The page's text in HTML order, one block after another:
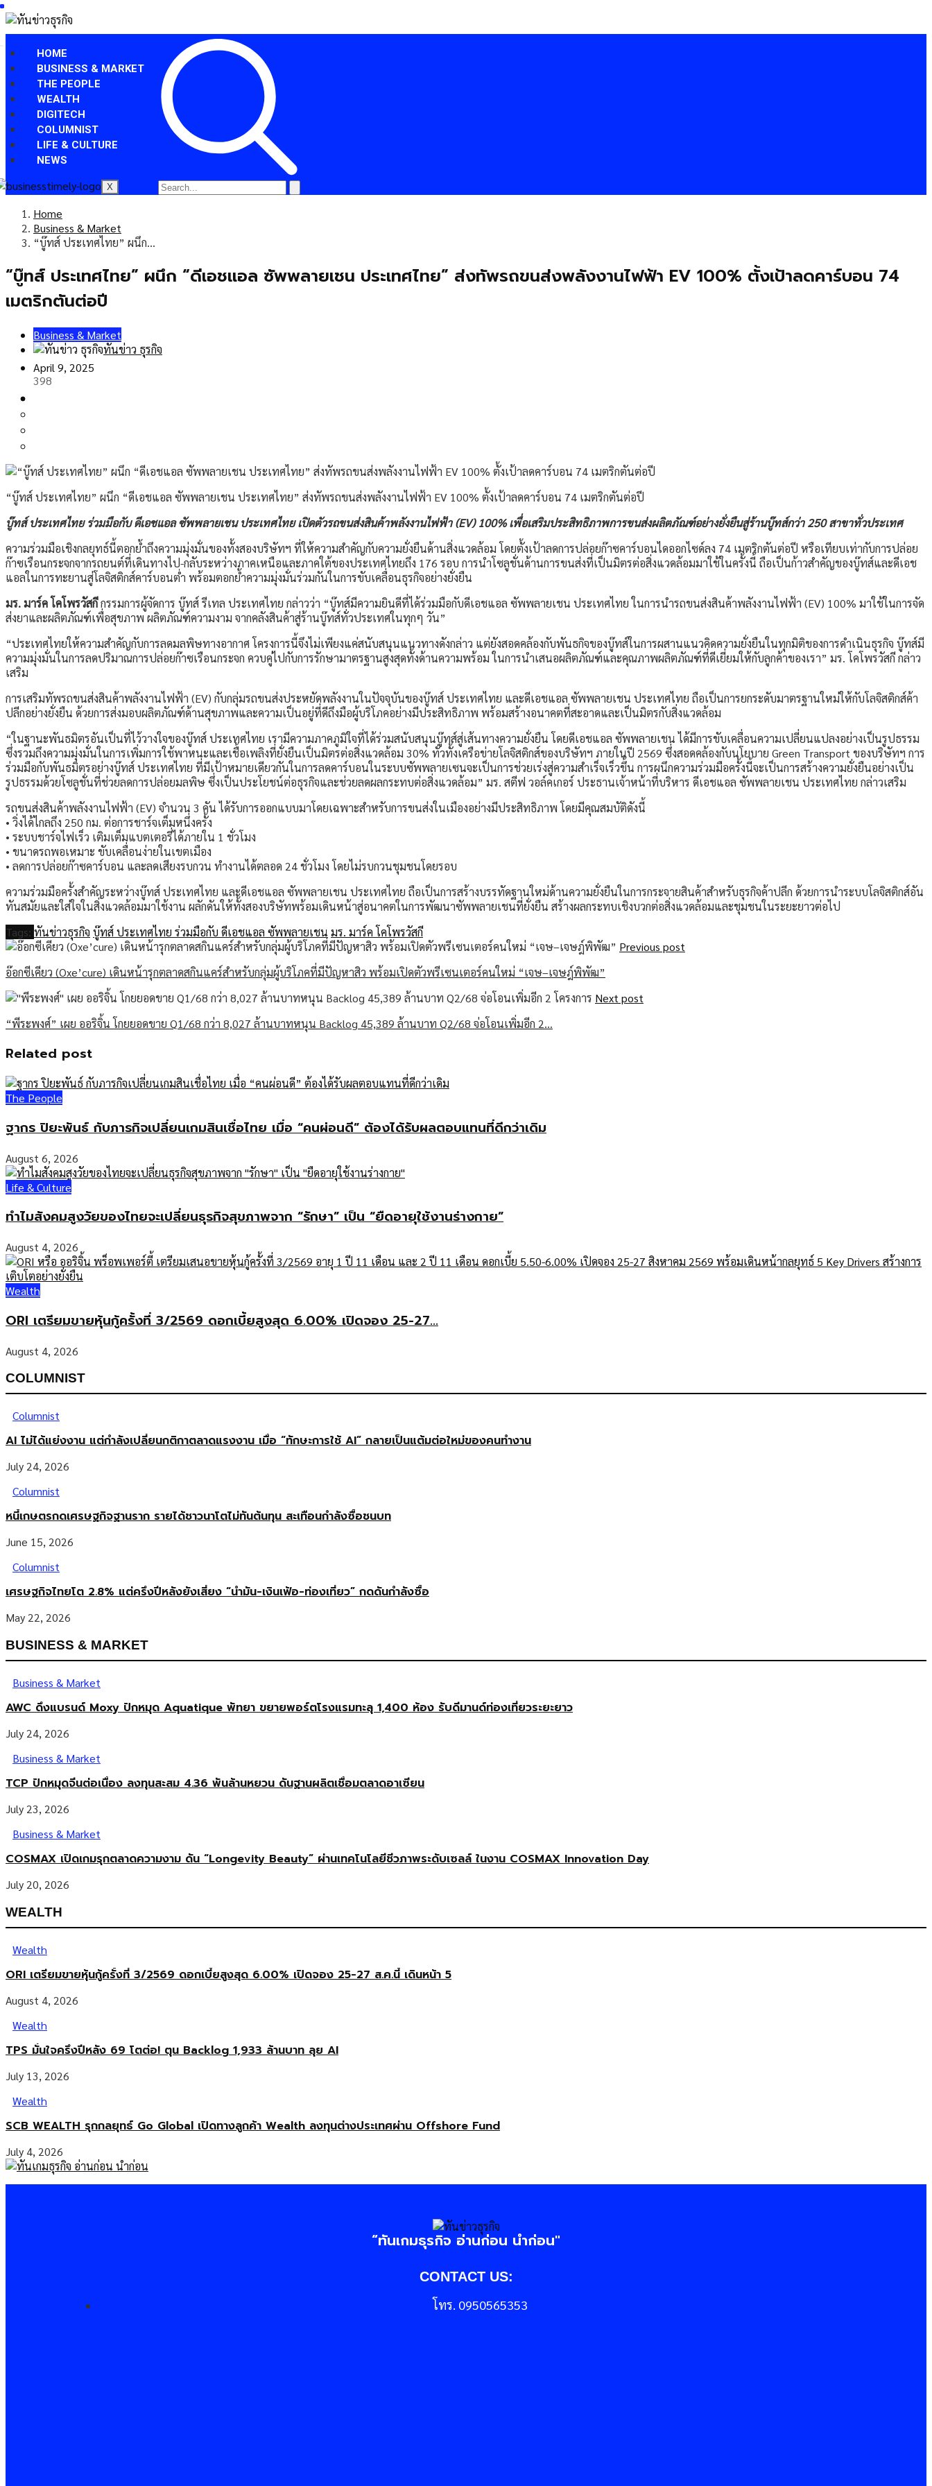
HOME
BUSINESS & MARKET
THE PEOPLE
WEALTH
DIGITECH
COLUMNIST
LIFE & CULTURE
NEWS
X
Home
Business & Market
“บู๊ทส์ ประเทศไทย” ผนึก…
“บู๊ทส์ ประเทศไทย” ผนึก “ดีเอชแอล ซัพพลายเชน ประเทศไทย” ส่งทัพรถขนส่งพลังงานไฟฟ้า EV 100% ตั้งเป้าลดคาร์บอน 74
เมตริกตันต่อปี
Business & Market
ทันข่าว ธุรกิจ
April 9, 2025
398
“บู๊ทส์ ประเทศไทย” ผนึก “ดีเอชแอล ซัพพลายเชน ประเทศไทย” ส่งทัพรถขนส่งพลังงานไฟฟ้า EV 100% ตั้งเป้าลดคาร์บอน 74 เมตริกตันต่อปี
บู๊ทส์ ประเทศไทย ร่วมมือกับ ดีเอชแอล ซัพพลายเชน ประเทศไทย เปิดตัวรถขนส่งสินค้าพลังงานไฟฟ้า (EV) 100% เพื่อเสริมประสิทธิภาพการขนส่งผลิตภัณฑ์อย่างยั่งยืนสู่ร้านบู๊ทส์กว่า 250 สาขาทั่วประเทศ
ความร่วมมือเชิงกลยุทธ์นี้ตอกย้ำถึงความมุ่งมั่นของทั้งสองบริษัทฯ ที่ให้ความสำคัญกับความยั่งยืนด้านสิ่งแวดล้อม โดยตั้งเป้าลดการปล่อยก๊าซคาร์บอนไดออกไซด์ลง 74 เมตริกตันต่อปี หรือเทียบเท่ากับการปล่อย
ก๊าซเรือนกระจกจากรถยนต์ที่เดินทางไป-กลับระหว่างภาคเหนือและภาคใต้ของประเทศไทยถึง 176 รอบ การนำโซลูชั่นด้านการขนส่งที่เป็นมิตรต่อสิ่งแวดล้อมมาใช้ในครั้งนี้ ถือเป็นก้าวสำคัญของบู๊ทส์และดีเอช
แอลในการทะยานสู่โลจิสติกส์คาร์บอนต่ำ พร้อมตอกย้ำความมุ่งมั่นร่วมกันในการขับเคลื่อนธุรกิจอย่างยั่งยืน
มร. มาร์ค โคโพรวัสกีกรรมการผู้จัดการ บู๊ทส์ รีเทล ประเทศไทย กล่าวว่า “บู๊ทส์มีความยินดีที่ได้ร่วมมือกับดีเอชแอล ซัพพลายเชน ประเทศไทย ในการนำรถขนส่งสินค้าพลังงานไฟฟ้า (EV) 100% มาใช้ในการจัด
ส่งยาและผลิตภัณฑ์เพื่อสุขภาพ ผลิตภัณฑ์ความงาม จากคลังสินค้าสู่ร้านบู๊ทส์ทั่วประเทศในทุกๆ วัน”
“ประเทศไทยให้ความสำคัญกับการลดมลพิษทางอากาศ โครงการนี้จึงไม่เพียงแค่สนับสนุนแนวทางดังกล่าว แต่ยังสอดคล้องกับพันธกิจของบู๊ทส์ในการผสานแนวคิดความยั่งยืนในทุกมิติของการดำเนินธุรกิจ บู๊ทส์มี
ความมุ่งมั่นในการลดปริมาณการปล่อยก๊าซเรือนกระจก ควบคู่ไปกับการรักษามาตรฐานสูงสุดทั้งด้านความพร้อม ในการนำเสนอผลิตภัณฑ์และคุณภาพผลิตภัณฑ์ที่ดีเยี่ยมให้กับลูกค้าของเรา” มร. โคโพรวัสกี กล่าว
เสริม
การเสริมทัพรถขนส่งสินค้าพลังงานไฟฟ้า (EV) กับกลุ่มรถขนส่งประหยัดพลังงานในปัจจุบันของบู๊ทส์ ประเทศไทย และดีเอชแอล ซัพพลายเชน ประเทศไทย ถือเป็นการยกระดับมาตรฐานใหม่ให้กับโลจิสติกส์ค้า
ปลีกอย่างยั่งยืน ด้วยการส่งมอบผลิตภัณฑ์ด้านสุขภาพและความเป็นอยู่ที่ดีถึงมือผู้บริโภคอย่างมีประสิทธิภาพ พร้อมสร้างอนาคตที่สะอาดและเป็นมิตรกับสิ่งแวดล้อม
“ในฐานะพันธมิตรอันเป็นที่ไว้วางใจของบู๊ทส์ ประเทศไทย เรามีความภาคภูมิใจที่ได้ร่วมสนับสนุนบู๊ทส์สู่เส้นทางความยั่งยืน โดยดีเอชแอล ซัพพลายเชน ได้มีการขับเคลื่อนความเปลี่ยนแปลงอย่างเป็นรูปธรรม
ซึ่งรวมถึงความมุ่งมั่นในการเพิ่มการใช้พาหนะและเชื้อเพลิงที่ยั่งยืนเป็นมิตรต่อสิ่งแวดล้อม 30% ทั่วทั้งเครือข่ายโลจิสติกส์ของบริษัทฯ ภายในปี 2569 ซึ่งสอดคล้องกับนโยบาย Green Transport ของบริษัทฯ การ
ร่วมมือกับพันธมิตรอย่างบู๊ทส์ ประเทศไทย ที่มีเป้าหมายเดียวกันในการลดคาร์บอนในระบบซัพพลายเซนจะเป็นการช่วยเร่งสู่ความสำเร็จเร็วขึ้น การผนึกความร่วมมือครั้งนี้จะเป็นการสร้างความยั่งยืนอย่างเป็น
รูปธรรมด้วยโซลูชั่นที่ช่วยลดการปล่อยมลพิษ ซึ่งเป็นประโยชน์ต่อธุรกิจและช่วยลดผลกระทบต่อสิ่งแวดล้อม” มร. สตีฟ วอล์คเกอร์ ประธานเจ้าหน้าที่บริหาร ดีเอชแอล ซัพพลายเชน ประเทศไทย กล่าวเสริม
รถขนส่งสินค้าพลังงานไฟฟ้า (EV) จำนวน 3 คัน ได้รับการออกแบบมาโดยเฉพาะสำหรับการขนส่งในเมืองอย่างมีประสิทธิภาพ โดยมีคุณสมบัติดังนี้
• วิ่งได้ไกลถึง 250 กม. ต่อการชาร์จเต็มหนึ่งครั้ง
• ระบบชาร์จไฟเร็ว เติมเต็มแบตเตอรี่ได้ภายใน 1 ชั่วโมง
• ขนาดรถพอเหมาะ ขับเคลื่อนง่ายในเขตเมือง
• ลดการปล่อยก๊าซคาร์บอน และลดเสียงรบกวน ทำงานได้ตลอด 24 ชั่วโมง โดยไม่รบกวนชุมชนโดยรอบ
ความร่วมมือครั้งสำคัญระหว่างบู๊ทส์ ประเทศไทย และดีเอชแอล ซัพพลายเชน ประเทศไทย ถือเป็นการสร้างบรรทัดฐานใหม่ด้านความยั่งยืนในการกระจายสินค้าสำหรับธุรกิจค้าปลีก ด้วยการนำระบบโลจิสติกส์อัน
ทันสมัยและใส่ใจในสิ่งแวดล้อมมาใช้งาน ผลักดันให้ทั้งสองบริษัทพร้อมเดินหน้าสู่อนาคตในการพัฒนาซัพพลายเชนที่ยั่งยืน สร้างผลกระทบเชิงบวกต่อสิ่งแวดล้อมและชุมชนในระยะยาวต่อไป
Tags: ทันข่าวธุรกิจ บู๊ทส์ ประเทศไทย ร่วมมือกับ ดีเอชแอล ซัพพลายเชน มร. มาร์ค โคโพรวัสกี
Previous post
อ๊อกซีเคียว (Oxe’cure) เดินหน้ารุกตลาดสกินแคร์สำหรับกลุ่มผู้บริโภคที่มีปัญหาสิว พร้อมเปิดตัวพรีเซนเตอร์คนใหม่ “เจษ–เจษฎ์พิพัฒ”
Next post
“พีระพงศ์” เผย ออริจิ้น โกยยอดขาย Q1/68 กว่า 8,027 ล้านบาทหนุน Backlog 45,389 ล้านบาท Q2/68 จ่อโอนเพิ่มอีก 2…
Related post
The People
ฐากร ปิยะพันธ์ กับภารกิจเปลี่ยนเกมสินเชื่อไทย เมื่อ “คนผ่อนดี” ต้องได้รับผลตอบแทนที่ดีกว่าเดิม
August 6, 2026
Life & Culture
ทำไมสังคมสูงวัยของไทยจะเปลี่ยนธุรกิจสุขภาพจาก “รักษา” เป็น “ยืดอายุใช้งานร่างกาย”
August 4, 2026
Wealth
ORI เตรียมขายหุ้นกู้ครั้งที่ 3/2569 ดอกเบี้ยสูงสุด 6.00% เปิดจอง 25-27...
August 4, 2026
COLUMNIST
Columnist
AI ไม่ได้แย่งงาน แต่กำลังเปลี่ยนกติกาตลาดแรงงาน เมื่อ “ทักษะการใช้ AI” กลายเป็นแต้มต่อใหม่ของคนทำงาน
July 24, 2026
Columnist
หนี้เกษตรกดเศรษฐกิจฐานราก รายได้ชาวนาโตไม่ทันต้นทุน สะเทือนกำลังซื้อชนบท
June 15, 2026
Columnist
เศรษฐกิจไทยโต 2.8% แต่ครึ่งปีหลังยังเสี่ยง “น้ำมัน-เงินเฟ้อ-ท่องเที่ยว” กดดันกำลังซื้อ
May 22, 2026
BUSINESS & MARKET
Business & Market
AWC ดึงแบรนด์ Moxy ปักหมุด Aquatique พัทยา ขยายพอร์ตโรงแรมทะลุ 1,400 ห้อง รับดีมานด์ท่องเที่ยวระยะยาว
July 24, 2026
Business & Market
TCP ปักหมุดจีนต่อเนื่อง ลงทุนสะสม 4.36 พันล้านหยวน ดันฐานผลิตเชื่อมตลาดอาเซียน
July 23, 2026
Business & Market
COSMAX เปิดเกมรุกตลาดความงาม ดัน “Longevity Beauty” ผ่านเทคโนโลยีชีวภาพระดับเซลล์ ในงาน COSMAX Innovation Day
July 20, 2026
WEALTH
Wealth
ORI เตรียมขายหุ้นกู้ครั้งที่ 3/2569 ดอกเบี้ยสูงสุด 6.00% เปิดจอง 25-27 ส.ค.นี้ เดินหน้า 5
August 4, 2026
Wealth
TPS มั่นใจครึ่งปีหลัง 69 โตต่อ! ตุน Backlog 1,933 ล้านบาท ลุย AI
July 13, 2026
Wealth
SCB WEALTH รุกกลยุทธ์ Go Global เปิดทางลูกค้า Wealth ลงทุนต่างประเทศผ่าน Offshore Fund
July 4, 2026
“ทันเกมธุรกิจ อ่านก่อน นำก่อน"
CONTACT US:
โทร. 0950565353